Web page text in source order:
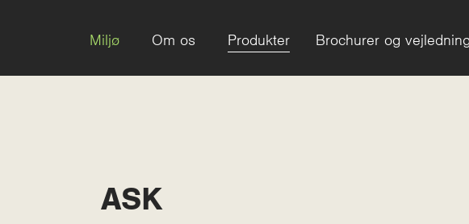
Miljø Om os Produkter Brochurer og
ASK